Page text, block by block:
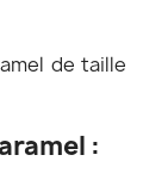
de taille
: